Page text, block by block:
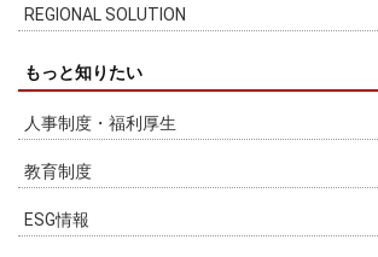
REGIONAL SOLUTION
もっと知りたい
人事制度・福利厚生
教育制度
ESG情報